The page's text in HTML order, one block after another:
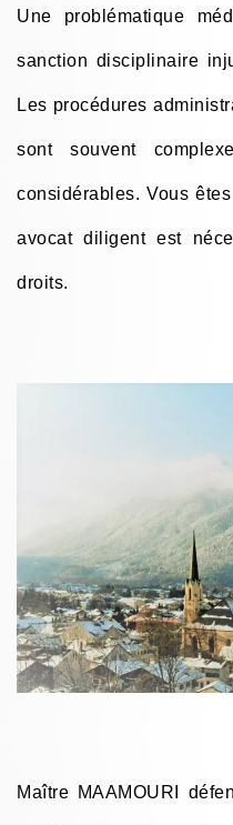
Une problématique
sanction disciplinaire
Les procédures
sont souvent
considérables. Vous
avocat diligent est
droits.
Maître MAAMOURI